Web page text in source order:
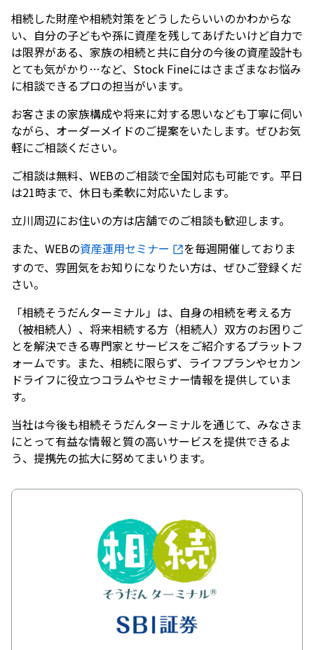
相続した財産や相続対策をどうしたらいいのかわからな
い、自分の子どもや孫に資産を残してあげたいけど自力で
は限界がある、家族の相続と共に自分の今後の資産設計も
とても気がかり…など、 Stock Fineにはさまざまなお悩み
に相談できるプロの担当がいます。
お客さまの家族構成や将来に対する思いなども丁寧に伺い
ながら、オーダーメイドのご提案をいたします。ぜひお気
軽にご相談ください。
ご相談は無料、 WEBのご相談で全国対応も可能です。平日
は21時まで、休日も柔軟に対応いたします。
立川周辺にお住いの方は店舗でのご相談も歓迎します。
また、 WEBの資産運用セミナー
を毎週開催しておりま
すので、雰囲気をお知りになりたい方は、ぜひご登録くだ
さい。
「相続そうだんターミナル」は、自身の相続を考える方
（被相続人）、将来相続する方（相続人）双方のお困りご
とを解決できる専門家とサービスをご紹介するプラットフ
ォームです。また、相続に限らず、ライフプランやセカン
ドライフに役立つコラムやセミナー情報を提供していま
す。
当社は今後も相続そうだんターミナルを通じて、みなさま
にとって有益な情報と質の高いサービスを提供できるよ
う、提携先の拡大に努めてまいります。